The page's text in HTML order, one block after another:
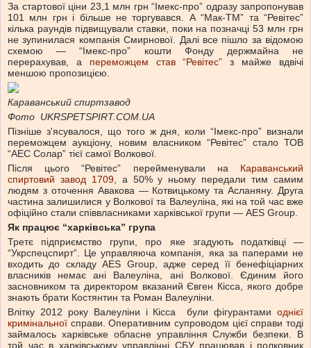
За стартової ціни 23,1 млн грн “Імекс-про” одразу запропонував
101 млн грн і більше не торгувався. А “Мак-ТМ” та “Ревітес”
кілька раундів підвищували ставки, поки на позначці 53 млн грн
не зупинилася компанія Смирнової. Далі все пішло за відомою
схемою — “Імекс-про” кошти Фонду держмайна не
перерахував, а переможцем став “Ревітес” з майже вдвічі
меншою пропозицією.
Караванський спиртзавод
Фото UKRSPETSPIRT.COM.UA
Пізніше з'ясувалося, що того ж дня, коли “Імекс-про” визнали
переможцем аукціону, новим власником “Ревітес” стало ТОВ
“АЕС Солар” тієї самої Волкової.
Після цього “Ревітес” перейменували на Караванський
спиртовий завод 1709, а 50% у ньому передали тим самим
людям з оточення Авакова — Котвицькому та Асланяну. Друга
частина залишилися у Волкової та Валеуліна, які на той час вже
офіційно стали співвласниками харківської групи — AES Group.
Як працює “харківська” група
Третє підприємство групи, про яке згадують податківці —
“Укрспецспирт”. Це управляюча компанія, яка за паперами не
входить до складу AES Group, адже серед її бенефіціарних
власників немає ані Валеуліна, ані Волкової. Єдиним його
засновником та директором вказаний Євген Кісса, якого добре
знають брати Костянтин та Роман Валеуліни.
Влітку 2012 року Валеуліни і Кісса були фігурантами однієї
кримінальної справи. Оперативним супроводом цієї справи тоді
займалось харківське обласне управління Служби безпеки. В
той час в харківському управлінні СБУ працював і полковник